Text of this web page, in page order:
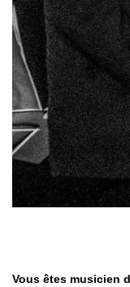
Vous êtes musicien